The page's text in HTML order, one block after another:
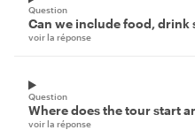
Question
Can we include food, drink
voir la réponse
Question
Where does the tour start
voir la réponse